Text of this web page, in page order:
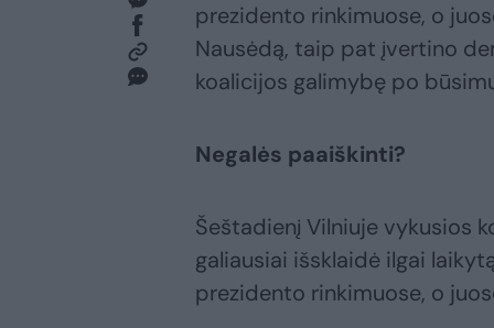
prezidento rinkimuose, o
Nausėdą, taip pat įvertino
koalicijos galimybę po
Negalės paaiškinti?
Šeštadienį Vilniuje vykusios
galiausiai išsklaidė ilgai
prezidento rinkimuose, o